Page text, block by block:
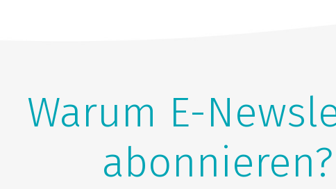
Warum E-
abonnieren?